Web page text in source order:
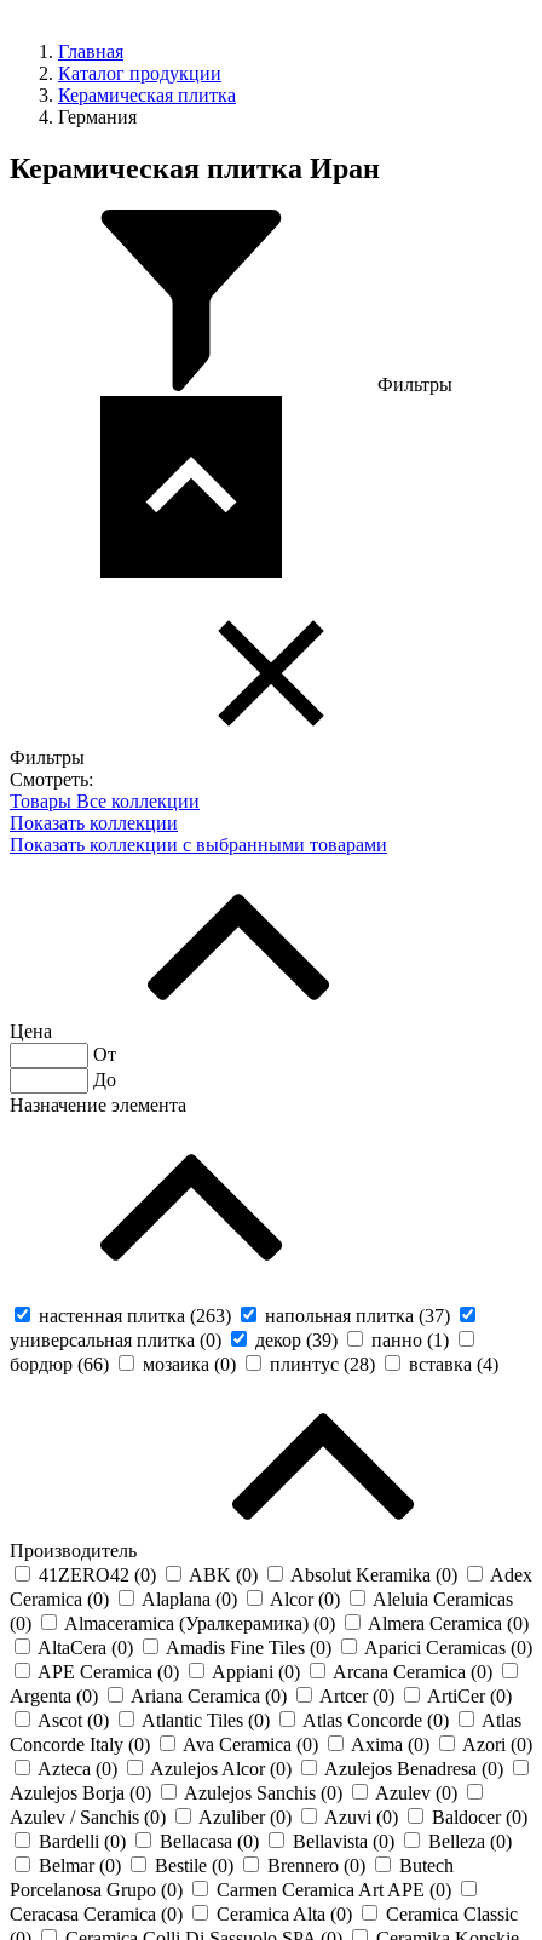
Главная
Каталог продукции
Керамическая плитка
Германия
Керамическая плитка Иран
Фильтры
Фильтры
Смотреть:
Товары Все коллекции
Показать коллекции
Показать коллекции с выбранными товарами
Цена
От
До
Назначение элемента
настенная плитка (263) напольная плитка (37)
универсальная плитка (0) декор (39) панно (1)
бордюр (66) мозаика (0) плинтус (28) вставка (4)
Производитель
41ZERO42 (0) ABK (0) Absolut Keramika (0)
Adex
Ceramica (0) Alaplana (0) Alcor (0)
Aleluia Ceramicas
(0) Almaceramica (Уралкерамика) (0) Almera Ceramica (0)
AltaCera (0) Amadis Fine Tiles (0) Aparici Ceramicas (0)
APE Ceramica (0) Appiani (0) Arcana Ceramica (0)
Argenta (0) Ariana Ceramica (0) Artcer (0) ArtiCer (0)
Ascot (0) Atlantic Tiles (0) Atlas Concorde (0)
Atlas
Concorde Italy (0) Ava Ceramica (0) Axima (0) Azori (0)
Azteca (0) Azulejos Alcor (0) Azulejos Benadresa (0)
Azulejos Borja (0) Azulejos Sanchis (0) Azulev (0)
Azulev / Sanchis (0) Azuliber (0) Azuvi (0) Baldocer (0)
Bardelli (0) Bellacasa (0) Bellavista (0) Belleza (0)
Belmar (0) Bestile (0) Brennero (0)
Butech
Porcelanosa Grupo (0) Carmen Ceramica Art APE (0)
Ceracasa Ceramica (0) Ceramica Alta (0)
Ceramica Classic